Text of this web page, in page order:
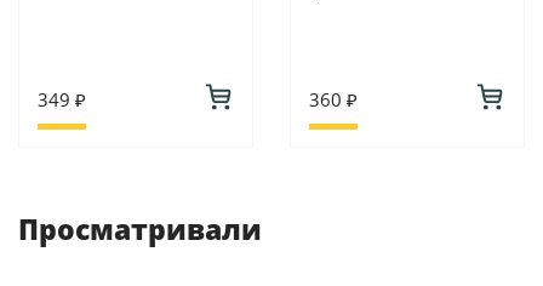
349 ₽ 360 ₽
Просматривали